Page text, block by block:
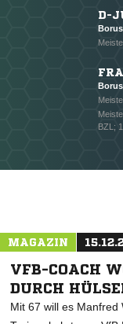
D-
BZL;
MAGAZIN
VFB-COACH
DURCH
Mit 67 will es